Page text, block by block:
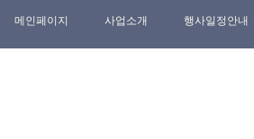
메인페이지 사업소개 행사일정안내